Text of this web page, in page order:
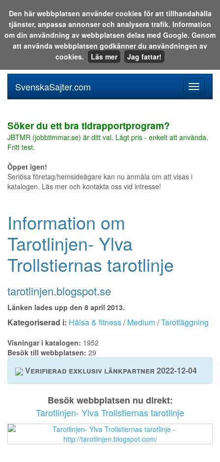
Sök i katalogen eller på webben:
meny
SvenskaSajter.com
Söker du ett bra tidrapportprogram?
JBTMR (jobbtimmar.se) är ditt val. Lågt pris - enkelt att använda.
Fritt test.
Öppet igen!
Seriösa företag/hemsideägare kan nu anmäla om att visas i
katalogen. Läs mer och kontakta oss vid intresse!
Information om
Tarotlinjen- Ylva
Trollstiernas tarotlinje
tarotlinjen.blogspot.se
Länken lades upp den 8 april 2013.
Kategoriserad i: Hälsa & fitness/Medium/Tarotläggning
Visningar i katalogen: 1952
Besök till webbplatsen: 29
Verifierad exklusiv länkpartner 2022-12-04
Besök webbplatsen nu direkt:
Tarotlinjen- Ylva Trollstiernas tarotlinje
Den här webbplatsen använder cookies för att tillhandahålla
tjänster, anpassa annonser och analysera trafik. Information
om din användning av webbplatsen delas med Google. Genom
att använda webbplatsen godkänner du användningen av
cookies.
Läs mer Jag fattar!